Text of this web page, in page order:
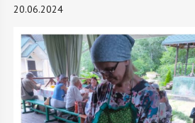
20.06.2024